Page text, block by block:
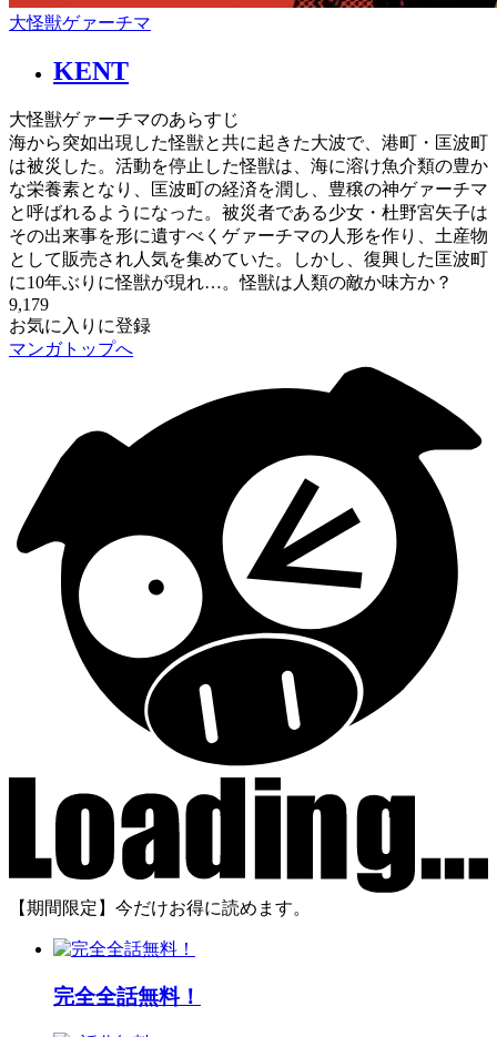
大怪獣ゲァーチマ
KENT
大怪獣ゲァーチマのあらすじ
海から突如出現した怪獣と共に起きた大波で、港町・匡波町
は被災した。活動を停止した怪獣は、海に溶け魚介類の豊か
な栄養素となり、匡波町の経済を潤し、豊穣の神ゲァーチマ
と呼ばれるようになった。被災者である少女・杜野宮矢子は
その出来事を形に遺すべくゲァーチマの人形を作り、土産物
として販売され人気を集めていた。しかし、復興した匡波町
に10年ぶりに怪獣が現れ…。怪獣は人類の敵か味方か？
9,179
お気に入りに登録
マンガトップへ
【期間限定】今だけお得に読めます。
完全全話無料！